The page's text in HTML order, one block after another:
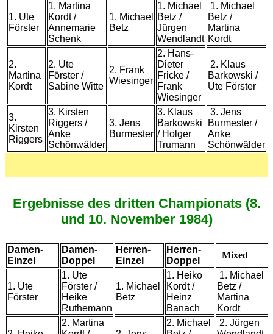
1. Ute
Förster
1. Martina
Kordt /
Annemarie
Schenk
1. Michael
Betz
1. Michael
Betz /
Jürgen
Wendlandt
1. Michael
Betz /
Martina
Kordt
2.
Martina
Kordt
2. Ute
Förster /
Sabine Witte
2. Frank
Wiesinger
2. Hans-
Dieter
Fricke /
Frank
Wiesinger
2. Klaus
Barkowski /
Ute Förster
3.
Kirsten
Riggers
3. Kirsten
Riggers /
Anke
Schönwälder
3. Jens
Burmester
3. Klaus
Barkowski
/ Holger
Trumann
3. Jens
Burmester /
Anke
Schönwälder
Ergebnisse des dritten Championats (8.
und 10. November 1984)
Damen-
Einzel
Damen-
Doppel
Herren-
Einzel
Herren-
Doppel
Mixed
1. Ute
Förster
1. Ute
Förster /
Heike
Ruthemann
1. Michael
Betz
1. Heiko
Kordt /
Heinz
Banach
1. Michael
Betz /
Martina
Kordt
2. Martina
2. Michael
2. Jürgen